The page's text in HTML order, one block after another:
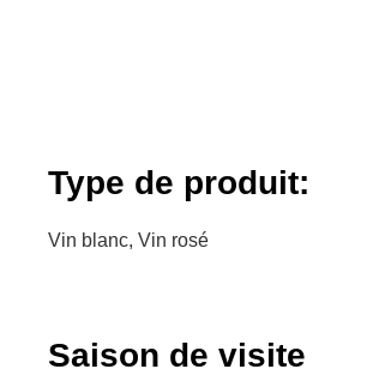
Type de produit:
Vin blanc, Vin rosé
Saison de visite